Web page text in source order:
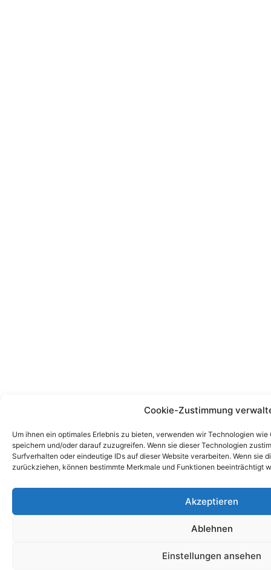
Cookie-Zustimmung
Um ihnen ein optimales Erlebnis zu bieten, verwenden wir Technologien
speichern und/oder darauf zuzugreifen. Wenn sie dieser Technologien
Surfverhalten oder eindeutige IDs auf dieser Website verarbeiten. Wenn sie
zurückziehen, können bestimmte Merkmale und Funktionen beeinträchtigt
Akzeptieren
Ablehnen
Einstellungen ansehen